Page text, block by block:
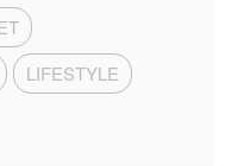
LIFESTYLE